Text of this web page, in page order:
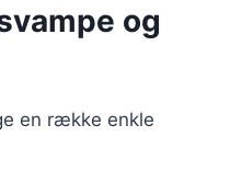
og
en række enkle